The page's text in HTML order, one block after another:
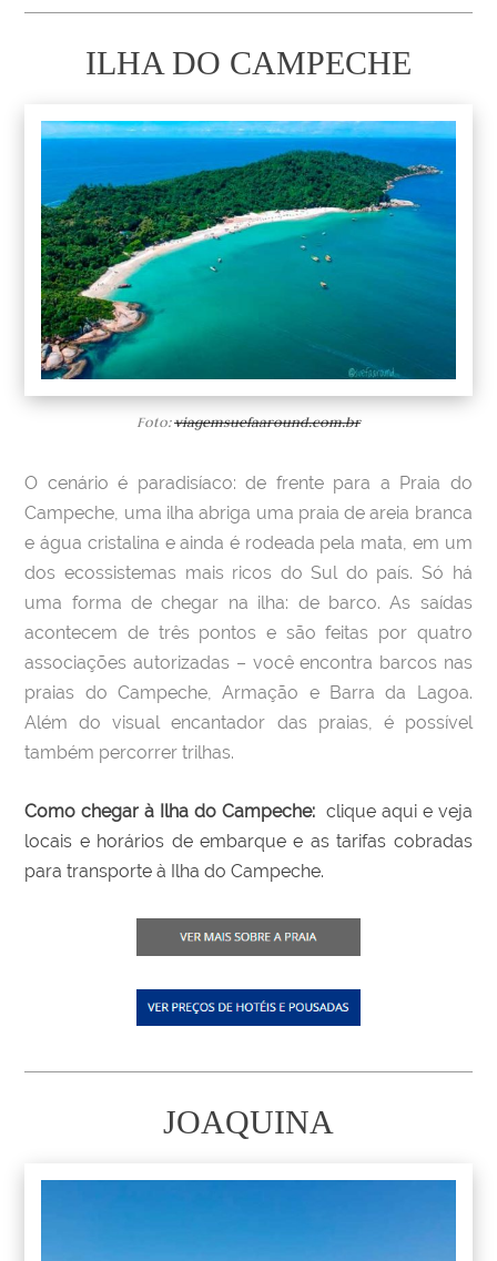
ILHA DO CAMPECHE
Foto:viagemsuefaaround.com.br
O cenário é paradisíaco: de frente para a Praia do
Campeche, uma ilha abriga uma praia de areia branca
e água cristalina e ainda é rodeada pela mata, em um
dos ecossistemas mais ricos do Sul do país. Só há
uma forma de chegar na ilha: de barco. As saídas
acontecem de três pontos e são feitas por quatro
associações autorizadas – você encontra barcos nas
praias do Campeche, Armação e Barra da Lagoa.
Além do visual encantador das praias, é possível
também percorrer trilhas.
Como chegar à Ilha do Campeche: clique aqui e veja
locais e horários de embarque e as tarifas cobradas
para transporte à Ilha do Campeche.
JOAQUINA